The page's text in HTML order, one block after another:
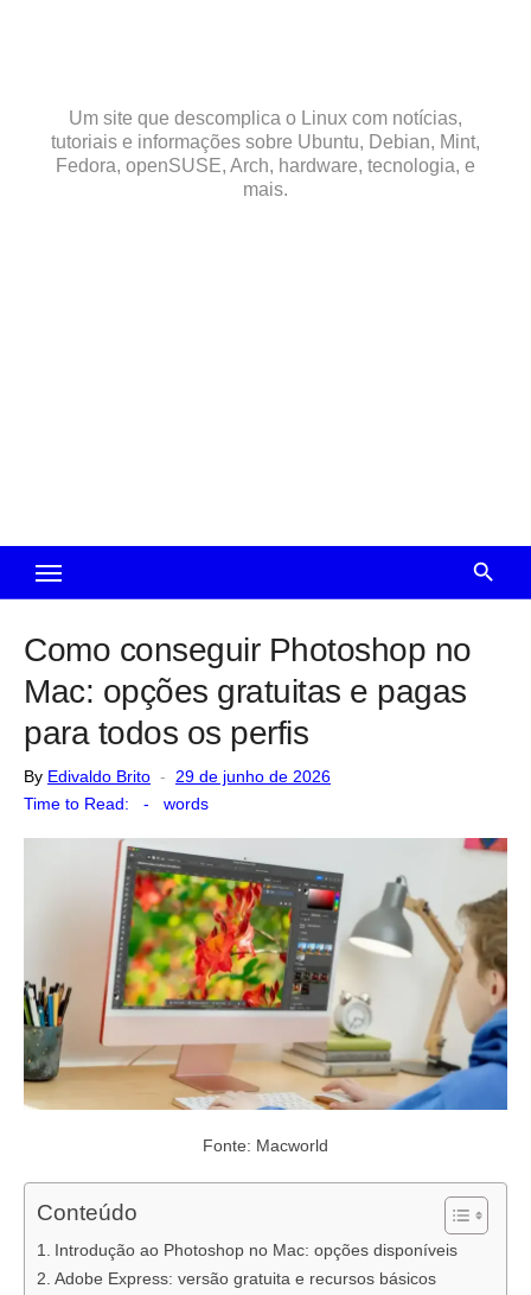
Um site que descomplica o Linux com notícias,
tutoriais e informações sobre Ubuntu, Debian, Mint,
Fedora, openSUSE, Arch, hardware, tecnologia, e
mais.
Como conseguir Photoshop no
Mac: opções gratuitas e pagas
para todos os perfis
By Edivaldo Brito
Posted
29 de junho de 2026
Time to Read:
- words
Fonte: Macworld
Conteúdo
Introdução ao Photoshop no Mac: opções disponíveis
Adobe Express: versão gratuita e recursos básicos